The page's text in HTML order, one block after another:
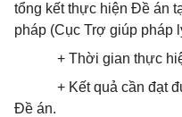
tổng kết thực hiện Đề án
pháp (Cục Trợ giúp pháp
+ Thời gian thực
+ Kết quả cần đạt
Đề án.